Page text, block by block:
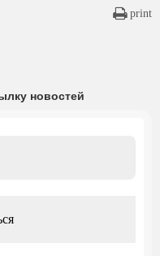
print
новостей